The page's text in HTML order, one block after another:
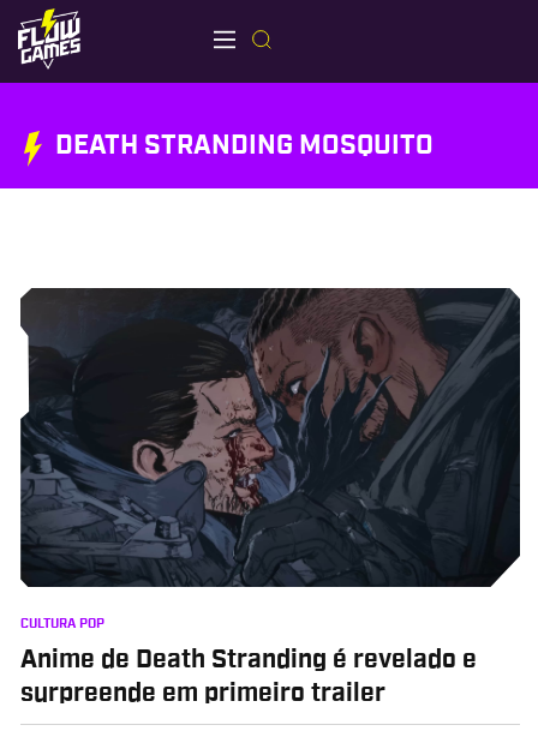
DEATH STRANDING MOSQUITO
CULTURA POP
Anime de Death Stranding é revelado e
surpreende em primeiro trailer